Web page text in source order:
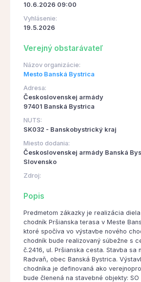
10.6.2026 09:00
Vyhlásenie:
19.5.2026
Verejný obstarávateľ
Názov organizácie:
Mesto Banská Bystrica
Adresa:
Československej armády
97401 Banská Bystrica
NUTS:
SK032 - Banskobystrický kraj
Miesto dodania:
Československej armády Banská
Slovensko
Zdroj:
Popis
Predmetom zákazky je realizácia
chodník Pršianska terasa v Meste
ktoré spočíva vo výstavbe nového
chodník bude realizovaný súbežne s
č.2416, ul. Pršianska cesta. Stavba sa
Radvaň, obec Banská Bystrica.
chodníka je definovaná ako
bude členená na stavebné objekty: SO